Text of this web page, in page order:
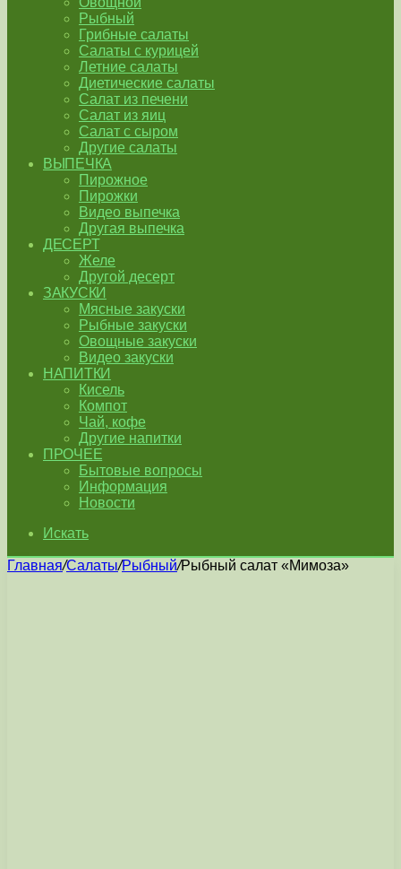
Рыбный
Грибные салаты
Салаты с курицей
Летние салаты
Диетические салаты
Салат из печени
Салат из яиц
Салат с сыром
Другие салаты
ВЫПЕЧКА
Пирожное
Пирожки
Видео выпечка
Другая выпечка
ДЕСЕРТ
Желе
Другой десерт
ЗАКУСКИ
Мясные закуски
Рыбные закуски
Овощные закуски
Видео закуски
НАПИТКИ
Кисель
Компот
Чай, кофе
Другие напитки
ПРОЧЕЕ
Бытовые вопросы
Информация
Новости
Искать
Главная/Салаты/Рыбный/Рыбный салат «Мимоза»